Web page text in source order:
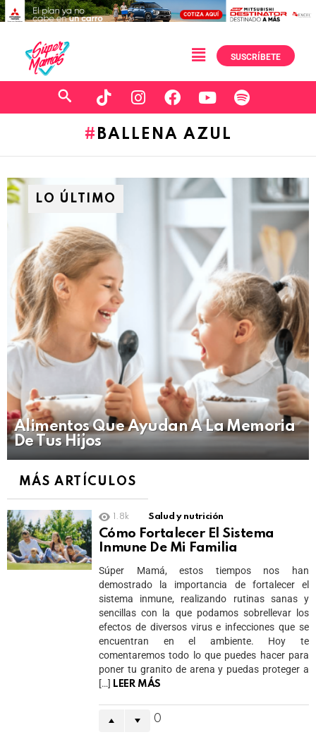
SUSCRÍBETE
BALLENA AZUL
LO ÚLTIMO
Alimentos Que Ayudan A La Memoria
De Tus Hijos
MÁS ARTÍCULOS
1.8k Salud y nutrición
Cómo Fortalecer El Sistema
Inmune De Mi Familia
Súper Mamá, estos tiempos nos han
demostrado la importancia de fortalecer el
sistema inmune, realizando rutinas sanas y
sencillas con la que podamos sobrellevar los
efectos de diversos virus e infecciones que se
encuentran en el ambiente. Hoy te
comentaremos todo lo que puedes hacer para
poner tu granito de arena y puedas proteger a
[…] LEER MÁS
0